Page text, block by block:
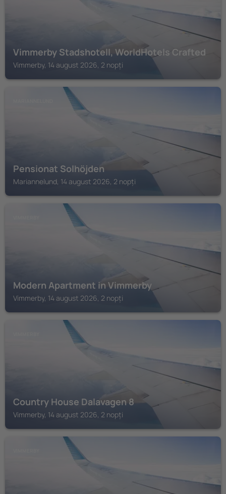
Vimmerby Stadshotell, WorldHotels Crafted
Vimmerby, 14 august 2026, 2 nopți
Pensionat Solhöjden
Mariannelund, 14 august 2026, 2 nopți
Modern Apartment in Vimmerby
Vimmerby, 14 august 2026, 2 nopți
Country House Dalavagen 8
Vimmerby, 14 august 2026, 2 nopți